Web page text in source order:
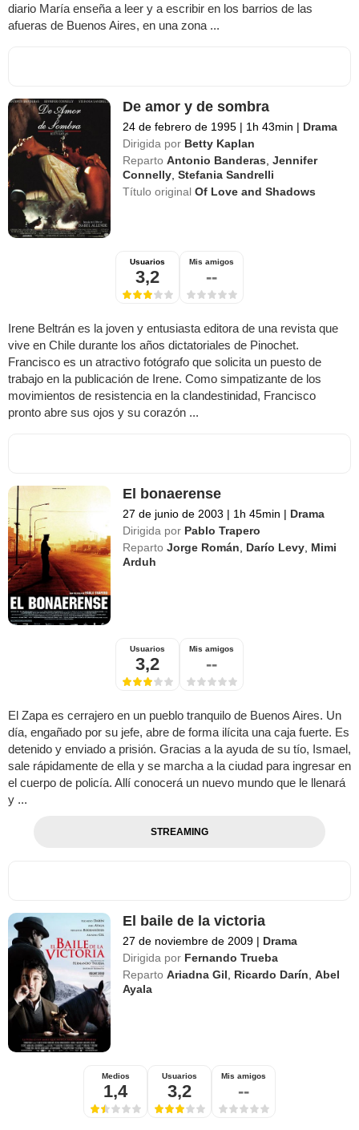
diario María enseña a leer y a escribir en los barrios de las
afueras de Buenos Aires, en una zona ...
De amor y de sombra
24 de febrero de 1995 | 1h 43min | Drama
Dirigida por Betty Kaplan
Reparto Antonio Banderas,Jennifer
Connelly,Stefania Sandrelli
Título originalOf Love and Shadows
Usuarios
3,2
Mis amigos
--
Irene Beltrán es la joven y entusiasta editora de una revista que
vive en Chile durante los años dictatoriales de Pinochet.
Francisco es un atractivo fotógrafo que solicita un puesto de
trabajo en la publicación de Irene. Como simpatizante de los
movimientos de resistencia en la clandestinidad, Francisco
pronto abre sus ojos y su corazón ...
El bonaerense
27 de junio de 2003 | 1h 45min | Drama
Dirigida por Pablo Trapero
Reparto Jorge Román, Darío Levy, Mimi
Arduh
Usuarios
3,2
Mis amigos
--
El Zapa es cerrajero en un pueblo tranquilo de Buenos Aires. Un
día, engañado por su jefe, abre de forma ilícita una caja fuerte. Es
detenido y enviado a prisión. Gracias a la ayuda de su tío, Ismael,
sale rápidamente de ella y se marcha a la ciudad para ingresar en
el cuerpo de policía. Allí conocerá un nuevo mundo que le llenará
y ...
STREAMING
El baile de la victoria
27 de noviembre de 2009 | Drama
Dirigida por Fernando Trueba
Reparto Ariadna Gil Ricardo Darín ,Abel
Ayala
Medios
1,4
Usuarios
3,2
Mis amigos
--